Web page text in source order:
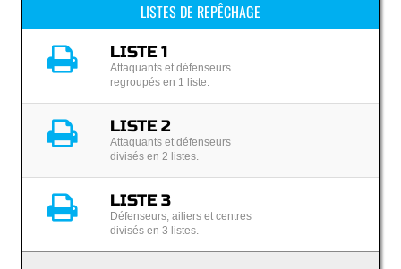
LISTES DE REPÊCHAGE
LISTE 1
Attaquants et défenseurs
regroupés en 1 liste.
LISTE 2
Attaquants et défenseurs
divisés en 2 listes.
LISTE 3
Défenseurs, ailiers et centres
divisés en 3 listes.